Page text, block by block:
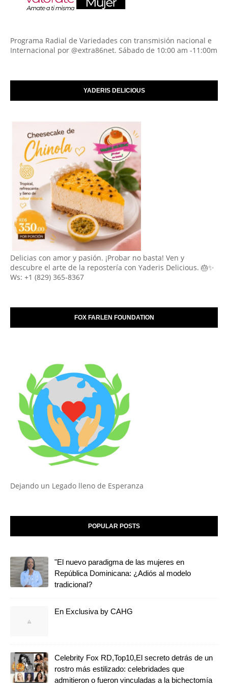
Programa Radial de Variedades con transmisión nacional e
Internacional por @extra86net. Sábado de 10:00 am -11:00m
YADERIS DELICIOUS
Delicias con amor y pasión. ¡Probar no basta! Ven y
descubre el arte de la repostería con Yaderis Delicious. 🎂✨
Ws: +1 (829) 365-8367
FOX FARLEN FOUNDATION
Dejando un Legado lleno de Esperanza
POPULAR POSTS
"El nuevo paradigma de las mujeres en
República Dominicana: ¿Adiós al modelo
tradicional?
En Exclusiva by CAHG
Celebrity Fox RD,Top10,El secreto detrás de un
rostro más estilizado: celebridades que
admitieron o fueron vinculadas a la bichectomía